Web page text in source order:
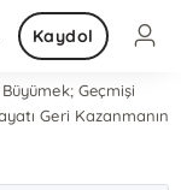
Kaydol
Geçmişi
Geri Kazanmanın